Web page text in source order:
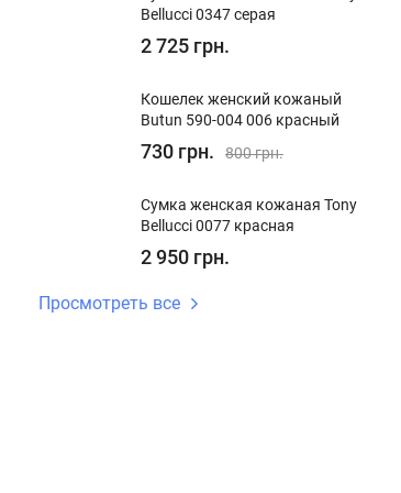
Рюкзак женский кожаный Genuine
Leather 638301 голубой
638301
Bellucci 0347 серая
2 725 грн.
Кошелек женский кожаный
Butun 590-004 006 красный
730 грн. 800 грн.
Сумка женская кожаная Tony
Bellucci 0077 красная
2 950 грн.
Просмотреть все